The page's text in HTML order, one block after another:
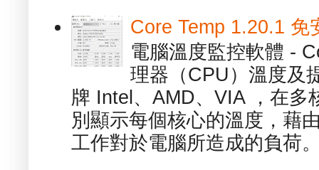
Core Temp 1.20.1 免
電腦溫度監控軟體 -
理器（CPU）溫度及
牌 Intel、AMD、VIA ，在多
別顯示每個核心的溫度，藉
工作對於電腦所造成的負荷